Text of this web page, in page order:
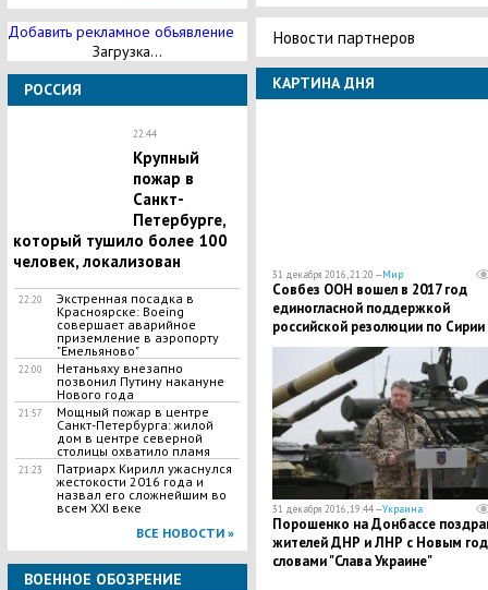
Добавить рекламное обьявление
Загрузка...
РОССИЯ
22:44
​Крупный
пожар в
Санкт-
Петербурге,
который тушило более 100
человек, локализован
22:20
​Экстренная посадка в
Красноярске: Boeing
совершает аварийное
приземление в аэропорту
"Емельяново"
22:00
Нетаньяху внезапно
позвонил Путину накануне
Нового года
21:57
​Мощный пожар в центре
Санкт-Петербурга: жилой
дом в центре северной
столицы охватило пламя
21:23
Патриарх Кирилл ужаснулся
жестокости 2016 года и
назвал его сложнейшим во
всем XXI веке
ВСЕ НОВОСТИ »
ВОЕННОЕ ОБОЗРЕНИЕ
Новости партнеров
КАРТИНА ДНЯ
31 декабря 2016, 21:20 —Мир
Совбез ООН вошел в 2017 год
единогласной поддержкой
российской резолюции по Сирии
31 декабря 2016, 19:44 —Украина
Порошенко на Донбассе
жителей ДНР и ЛНР с Новым
словами "Слава Украине"